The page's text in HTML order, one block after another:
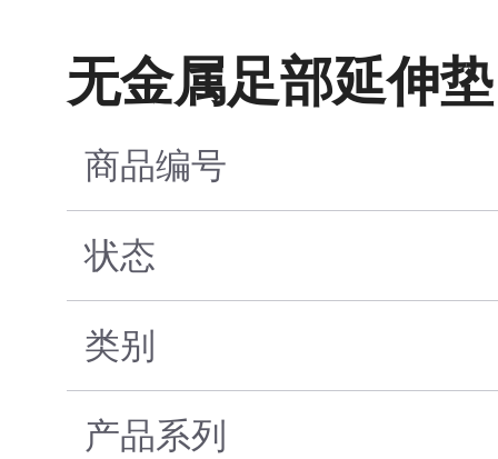
无金属足部延伸垫
商品编号
状态
类别
产品系列